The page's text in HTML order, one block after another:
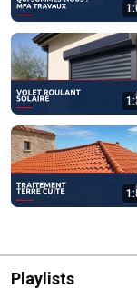
Playlists